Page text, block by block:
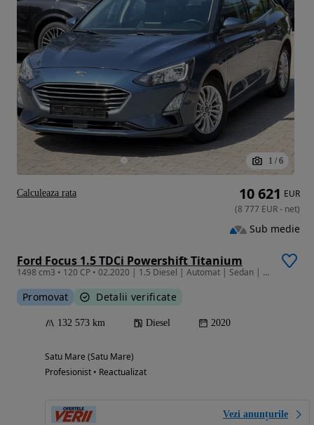
1 / 6
Ford Focus 1.5 TDCi Powershift Titanium
1498 cm3 • 120 CP • 02.2020 | 1.5 Diesel | Automat | Sedan | Garantie | Istoric | Finantar
Promovat Detalii verificate
132 573 km Diesel 2020
Satu Mare (Satu Mare)
Profesionist • Reactualizat
Vezi anunțurile
10 621 EUR
(8 777 EUR- net)
Sub medie
Calculeaza rata